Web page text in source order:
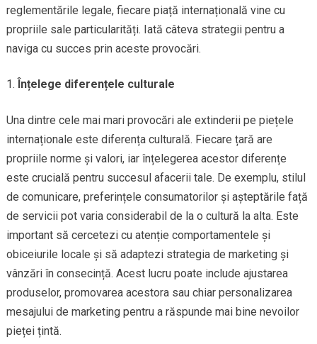
reglementările legale, fiecare piață internațională vine cu
propriile sale particularități. Iată câteva strategii pentru a
naviga cu succes prin aceste provocări.
Înțelege diferențele culturale
Una dintre cele mai mari provocări ale extinderii pe piețele
internaționale este diferența culturală. Fiecare țară are
propriile norme și valori, iar înțelegerea acestor diferențe
este crucială pentru succesul afacerii tale. De exemplu, stilul
de comunicare, preferințele consumatorilor și așteptările față
de servicii pot varia considerabil de la o cultură la alta. Este
important să cercetezi cu atenție comportamentele și
obiceiurile locale și să adaptezi strategia de marketing și
vânzări în consecință. Acest lucru poate include ajustarea
produselor, promovarea acestora sau chiar personalizarea
mesajului de marketing pentru a răspunde mai bine nevoilor
pieței țintă.